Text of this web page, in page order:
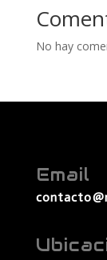
No hay
Email